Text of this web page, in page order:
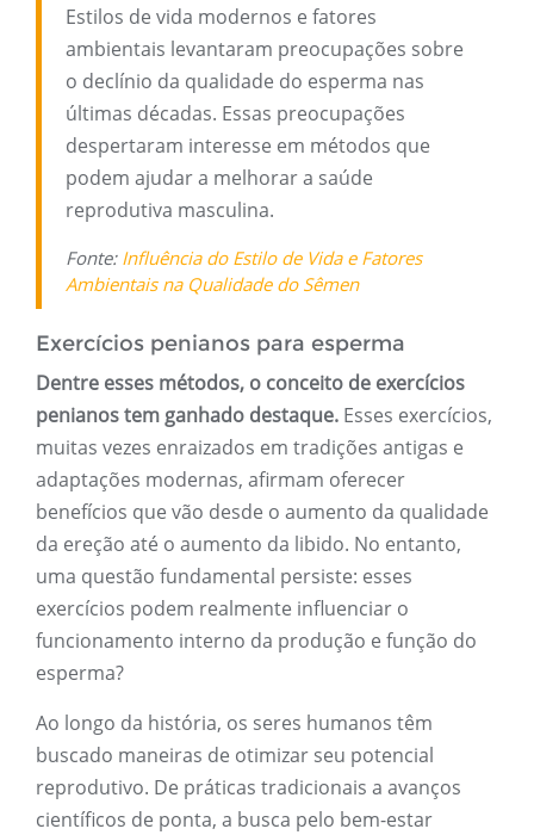
Estilos de vida modernos e fatores
ambientais levantaram preocupações sobre
o declínio da qualidade do esperma nas
últimas décadas. Essas preocupações
despertaram interesse em métodos que
podem ajudar a melhorar a saúde
reprodutiva masculina.
Fonte: Influência do Estilo de Vida e Fatores
Ambientais na Qualidade do Sêmen
Exercícios penianos para esperma
Dentre esses métodos, o conceito de exercícios
penianos tem ganhado destaque. Esses exercícios,
muitas vezes enraizados em tradições antigas e
adaptações modernas, afirmam oferecer
benefícios que vão desde o aumento da qualidade
da ereção até o aumento da libido. No entanto,
uma questão fundamental persiste: esses
exercícios podem realmente influenciar o
funcionamento interno da produção e função do
esperma?
Ao longo da história, os seres humanos têm
buscado maneiras de otimizar seu potencial
reprodutivo. De práticas tradicionais a avanços
científicos de ponta, a busca pelo bem-estar